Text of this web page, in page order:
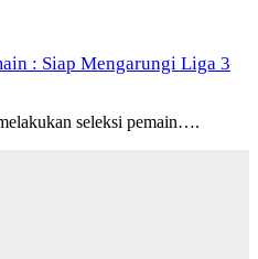
: Siap Mengarungi Liga 3
seleksi pemain….